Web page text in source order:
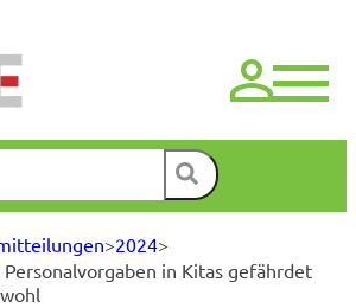
>2024>
in Kitas gefährdet